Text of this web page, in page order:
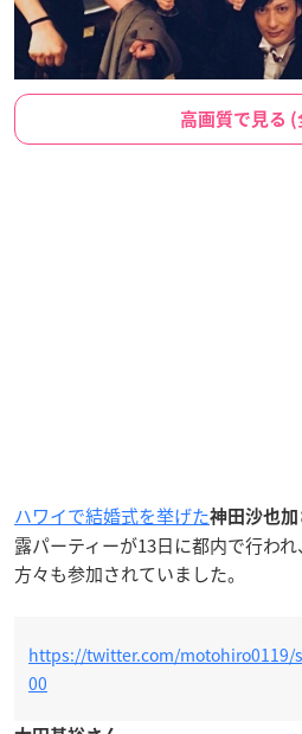
高画質で見る (
ハワイで結婚式を挙げた神田沙也加
露パーティーが13日に都内で行わ
方々も参加されていました。
https://twitter.com/motohiro0119/
00